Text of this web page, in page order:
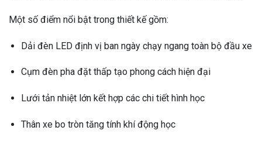
Một số điểm nổi bật trong thiết kế gồm:
Dải đèn LED định vị ban ngày chạy ngang toàn bộ đầu xe
Cụm đèn pha đặt thấp tạo phong cách hiện đại
Lưới tản nhiệt lớn kết hợp các chi tiết hình học
Thân xe bo tròn tăng tính khí động học